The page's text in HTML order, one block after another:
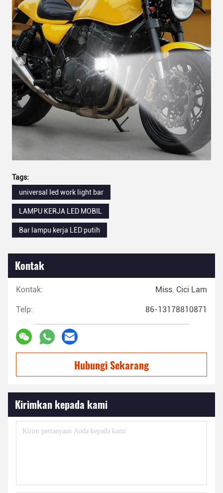
Tags:
universal led work light bar
LAMPU KERJA LED MOBIL
Bar lampu kerja LED putih
Kontak
Kontak: Miss. Cici Lam
Telp: 86-13178810871
Hubungi Sekarang
Kirimkan kepada kami